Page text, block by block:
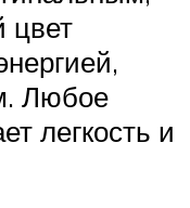
цвет
Любое
легкость и